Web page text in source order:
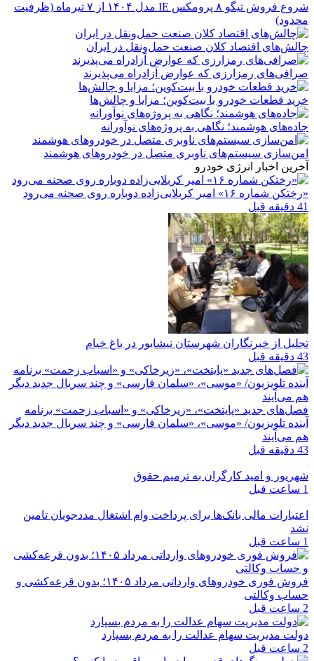
شروع فروش تیگو ۸ پرومکس IE مدل ۱۴۰۴ از ۷ تیرماه (ظرفیت
محدود)
چالش‌های اقتصاد کلان صنعت حمل‌ونقل در ایران
صرافی‌های رمزارزی که عوارض آزادراه می‌پذیرند
خرید قطعات خودرو با بیت‌کوین؛ مزایا و چالش‌ها
جاده‌های هوشمند؛ نگاهی به پروژه‌های نوآورانه
امن‌سازی سیستم‌های ناوبری متصل در خودروهای هوشمند
آخرین اخبار انرژی خودرو
«رختکن شماره ۱۶» امیر کربلایی‌زاده دوباره روی صحنه می‌رود
41 دقیقه قبل
تجلیل از خبرنگاران شهرستان نیشابور در باغ خیام
43 دقیقه قبل
فصل‌های جدید «پایتخت»، «زیرخاکی» و «اسباب زحمت» برنامه
آینده تلویزیون/ «موسی»، «سلمان فارسی» و چند سریال جدید دیگر
هم می‌آیند
43 دقیقه قبل
شهریور و امید کارگران به ترمیم حقوق
1 ساعت قبل
اعتبارات مالی بانک‌ها برای پرداخت وام اشتغال مددجویان تامین
نشد
1 ساعت قبل
فروش فوری خودروهای وارداتی مرداد ۱۴۰۵؛ بدون قرعه‌کشی و
حساب وکالتی
2 ساعت قبل
دولت مدیریت سهام عدالت را به مردم بسپارد
2 ساعت قبل